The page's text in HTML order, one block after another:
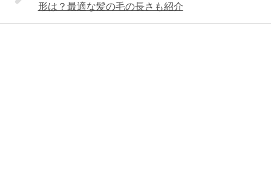
形は？最適な髪の毛の長さも紹介